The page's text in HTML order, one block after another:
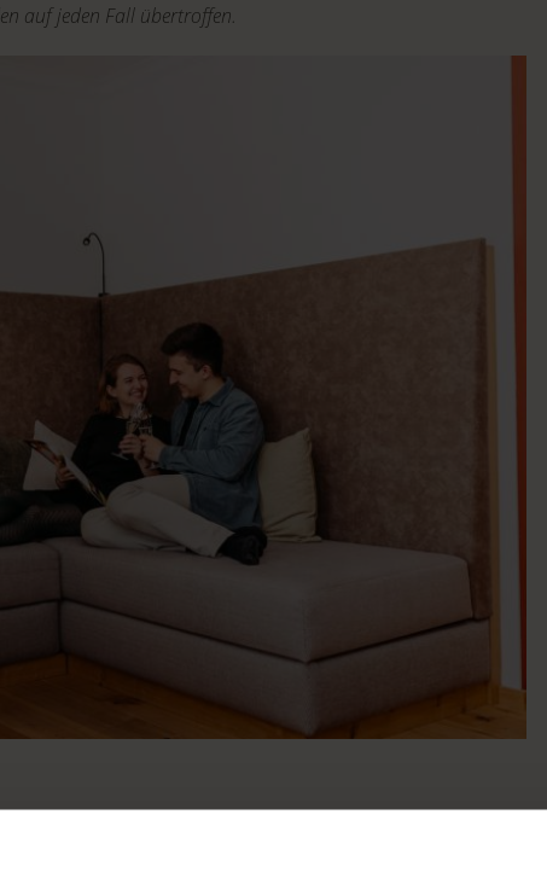
auf jeden Fall übertroffen.
und zu unserem Relax-Zimmer begleitet. Es war ein
auf die winterlich verschneite Gartenanlage, das Bett lud